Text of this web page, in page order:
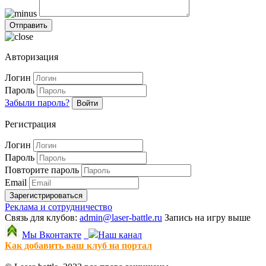
Авторизация
Логин
Пароль
Забыли пароль?
Войти
Регистрация
Логин
Пароль
Повторите пароль
Email
Зарегистрироваться
Реклама и сотрудничество
Связь для клубов: admin@laser-battle.ru Запись на игру выше
Мы Вконтакте
Наш канал
Как добавить ваш клуб на портал